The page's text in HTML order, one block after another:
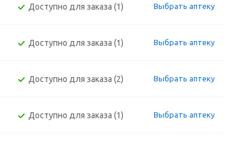
Доступно для заказа (1) Выбрать аптеку
Доступно для заказа (1) Выбрать аптеку
Доступно для заказа (2) Выбрать аптеку
Доступно для заказа (1) Выбрать аптеку